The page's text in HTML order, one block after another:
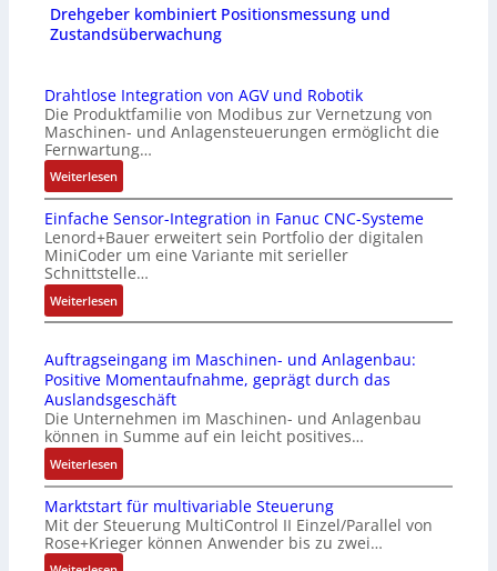
Drehgeber kombiniert Positionsmessung und
Zustandsüberwachung
Drahtlose Integration von AGV und Robotik
Die Produktfamilie von Modibus zur Vernetzung von
Maschinen- und Anlagensteuerungen ermöglicht die
Fernwartung…
Weiterlesen:
D
r
a
h
t
l
o
e
I
n
t
e
g
r
a
t
i
Einfache Sensor-Integration in Fanuc CNC-Systeme
Lenord+Bauer erweitert sein Portfolio der digitalen
MiniCoder um eine Variante mit serieller
Schnittstelle…
Weiterlesen:
E
n
f
a
c
h
e
S
e
n
s
Auftragseingang im Maschinen- und Anlagenbau:
Positive Momentaufnahme, geprägt durch das
Auslandsgeschäft
Die Unternehmen im Maschinen- und Anlagenbau
können in Summe auf ein leicht positives…
Weiterlesen:
A
u
f
t
Marktstart für multivariable Steuerung
Mit der Steuerung MultiControl II Einzel/Parallel von
Rose+Krieger können Anwender bis zu zwei…